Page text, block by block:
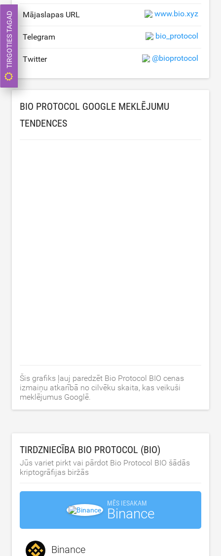
Mājaslapas URL www.bio.xyz
Telegram bio_protocol
Twitter @bioprotocol
BIO PROTOCOL GOOGLE MEKLĒJUMU
TENDENCES
Šis grafiks ļauj paredzēt Bio Protocol BIO cenas
izmaiņu atkarībā no cilvēku skaita, kas veikuši
meklējumus Googlē.
TIRDZNIECĪBA BIO PROTOCOL (BIO)
Jūs variet pirkt vai pārdot Bio Protocol BIO šādās
kriptogrāfijas biržās
MĒS IESAKAM
Binance
Binance
TIRGOTIES TAGAD